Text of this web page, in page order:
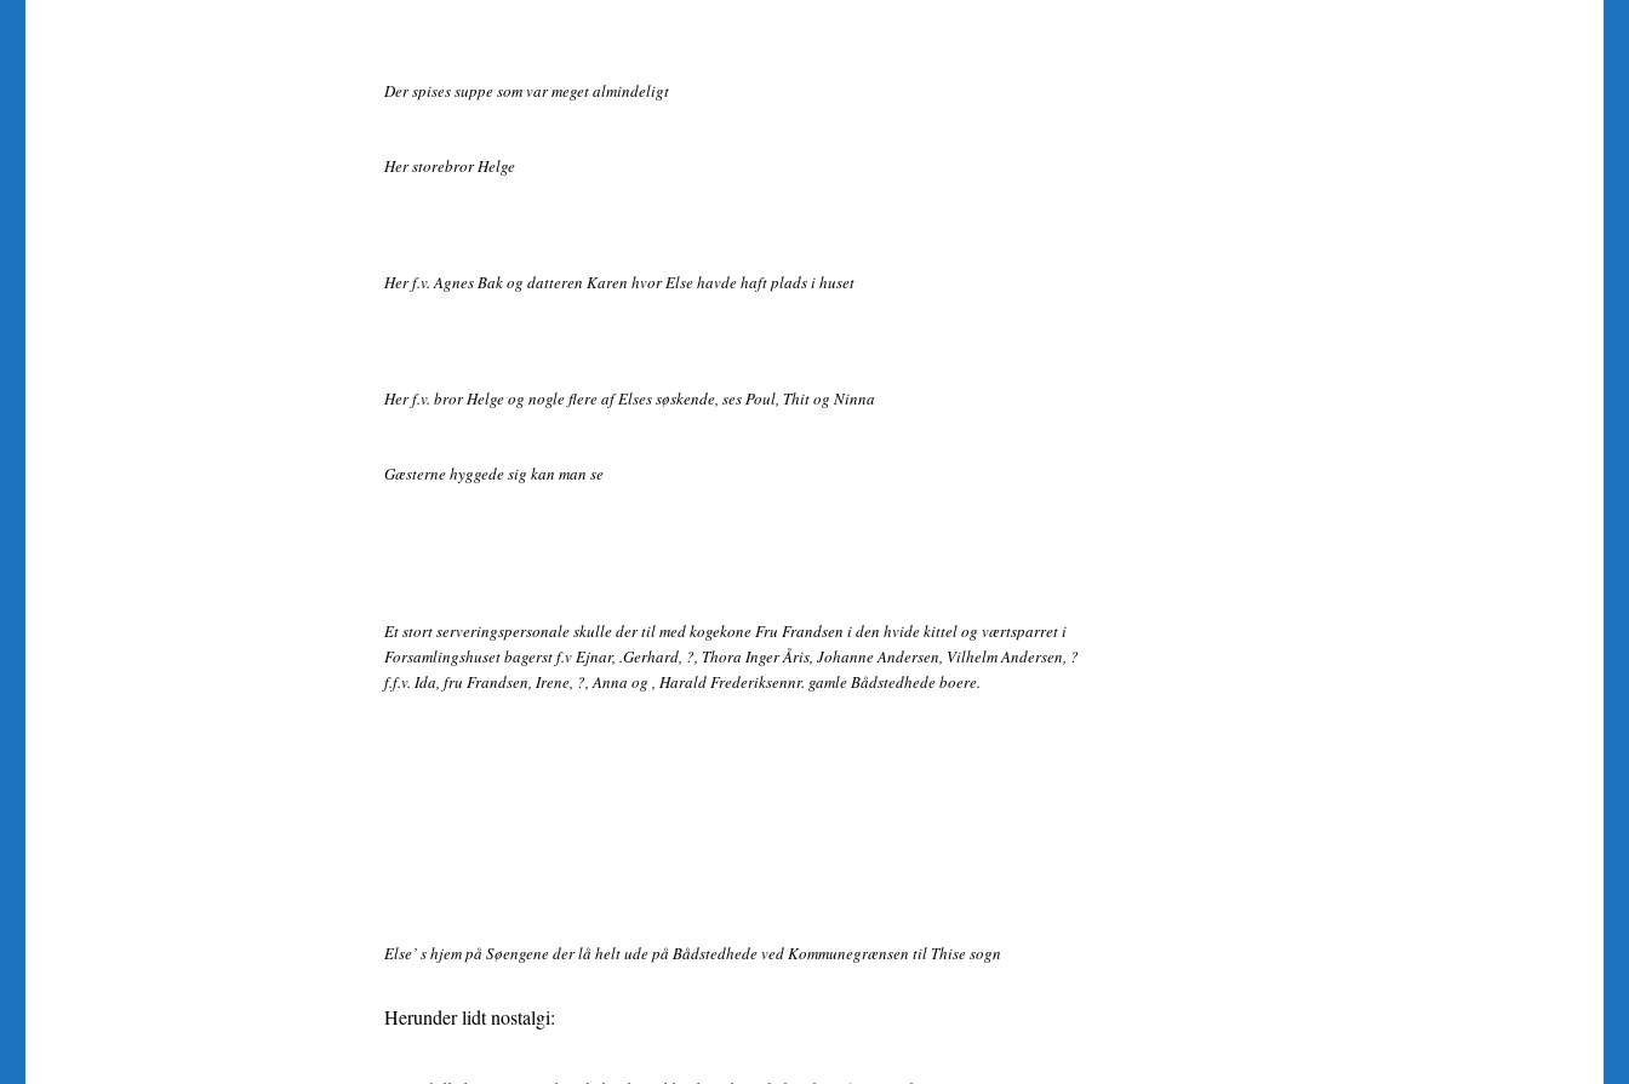
Der spises suppe som var meget almindeligt
Her storebror Helge
Her f.v. Agnes Bak og datteren Karen hvor Else havde haft plads i huset
Her f.v. bror Helge og nogle flere af Elses søskende, ses Poul, Thit og Ninna
Gæsterne hyggede sig kan man se
Et stort serveringspersonale skulle der til med kogekone Fru Frandsen i den hvide kittel og værtsparret i
Forsamlingshuset bagerst f.v Ejnar, .Gerhard, ?, Thora Inger Åris, Johanne Andersen, Vilhelm Andersen, ?
f.f.v. Ida, fru Frandsen, Irene, ?, Anna og , Harald Frederiksennr. gamle Bådstedhede boere.
Else’ s hjem på Søengene der lå helt ude på Bådstedhede ved Kommunegrænsen til Thise sogn
Herunder lidt nostalgi: